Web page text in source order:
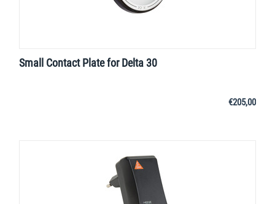
Small Contact Plate for Delta 30
€205,00